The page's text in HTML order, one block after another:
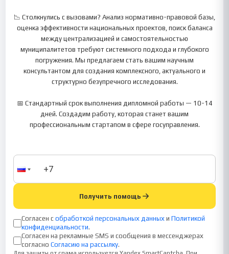
📉 Столкнулись с вызовами? Анализ нормативно-правовой базы,
оценка эффективности национальных проектов, поиск баланса
между централизацией и самостоятельностью
муниципалитетов требуют системного подхода и глубокого
погружения. Мы предлагаем стать вашим научным
консультантом для создания комплексного, актуального и
структурно безупречного исследования.
📅 Стандартный срок выполнения дипломной работы — 10-14
дней. Создадим работу, которая станет вашим
профессиональным стартапом в сфере госуправления.
Получить помощь
Согласен с обработкой персональных данных и Политикой
конфиденциальности.
Согласен на рекламные SMS и сообщения в мессенджерах
согласно Согласию на рассылку.